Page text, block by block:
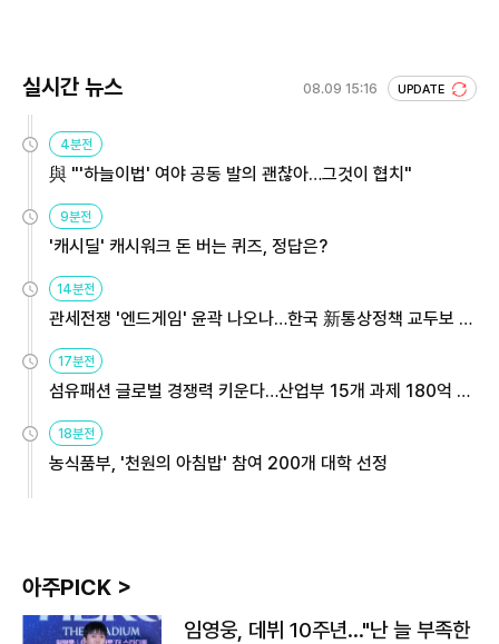
실시간 뉴스 08.09 15:16 UPDATE
4분전
與 "'하늘이법' 여야 공동 발의 괜찮아…그것이 협치"
9분전
'캐시딜' 캐시워크 돈 버는 퀴즈, 정답은?
14분전
관세전쟁 '엔드게임' 윤곽 나오나…한국 新통상정책 교두보 활
17분전
섬유패션 글로벌 경쟁력 키운다…산업부 15개 과제 180억 지
18분전
농식품부, '천원의 아침밥' 참여 200개 대학 선정
아주PICK >
임영웅, 데뷔 10주년…"난 늘 부족한